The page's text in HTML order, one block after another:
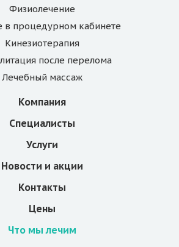
Физиолечение
в процедурном кабинете
Кинезиотерапия
после перелома
Лечебный массаж
Компания
Специалисты
Услуги
Новости и акции
Контакты
Цены
Что мы лечим